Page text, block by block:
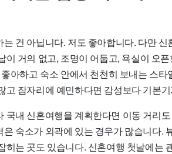
는 건 아닙니다. 저도 좋아합니다. 다만
이 거의 없고, 조명이 어둡고, 욕실이 오
아하고 숙소 안에서 천천히 보내는 스
고 잠자리에 예민하다면 감성보다 기본
국내 신혼여행을 계획한다면 이동 거리
은 숙소가 외곽에 있는 경우가 많습니다.
히는 곳도 있습니다. 신혼여행 첫날에는